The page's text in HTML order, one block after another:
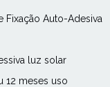
Fixação Auto-Adesiva
luz solar
12 meses uso